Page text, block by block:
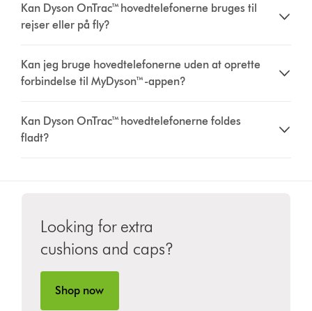
Kan Dyson OnTrac™ hovedtelefonerne bruges til
rejser eller på fly?
Kan jeg bruge hovedtelefonerne uden at oprette
forbindelse til MyDyson™-appen?
Kan Dyson OnTrac™ hovedtelefonerne foldes
fladt?
Looking for extra
cushions and caps?
Shop now